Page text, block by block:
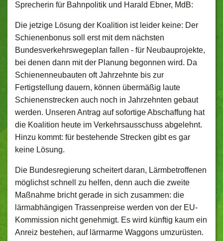
Sprecherin für Bahnpolitik und Harald Ebner, MdB:
Die jetzige Lösung der Koalition ist leider keine: Der
Schienenbonus soll erst mit dem nächsten
Bundesverkehrswegeplan fallen - für Neubauprojekte,
bei denen dann mit der Planung begonnen wird. Da
Schienenneubauten oft Jahrzehnte bis zur
Fertigstellung dauern, können übermäßig laute
Schienenstrecken auch noch in Jahrzehnten gebaut
werden. Unseren Antrag auf sofortige Abschaffung hat
die Koalition heute im Verkehrsausschuss abgelehnt.
Hinzu kommt: für bestehende Strecken gibt es gar
keine Lösung.
Die Bundesregierung scheitert daran, Lärmbetroffenen
möglichst schnell zu helfen, denn auch die zweite
Maßnahme bricht gerade in sich zusammen: die
lärmabhängigen Trassenpreise werden von der EU-
Kommission nicht genehmigt. Es wird künftig kaum ein
Anreiz bestehen, auf lärmarme Waggons umzurüsten.